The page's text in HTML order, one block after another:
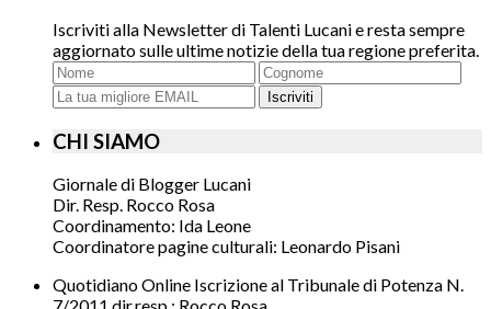
Iscriviti alla Newsletter di Talenti Lucani e resta sempre
aggiornato sulle ultime notizie della tua regione preferita.
Iscriviti
CHI SIAMO
Giornale di Blogger Lucani
Dir. Resp. Rocco Rosa
Coordinamento: Ida Leone
Coordinatore pagine culturali: Leonardo Pisani
Quotidiano Online Iscrizione al Tribunale di Potenza N.